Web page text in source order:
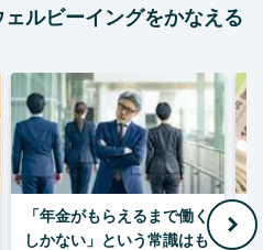
ルビーイングをかなえる
「年金がもらえるまで働く
しかない」という常識はも